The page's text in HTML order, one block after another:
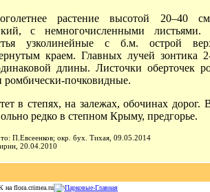
растение высотой 20–40
с немногочисленными листьями.
узколинейные с б.м. острой
краем. Главных лучей зонтика
длины. Листочки оберточек
ромбически-почковидные.
в степях, на залежах, обочинах дорог.
редко в степном Крыму, предгорье.
П.Евсеенков; окр. бух. Тихая, 09.05.2014
20.04.2010
flora.crimea.ru